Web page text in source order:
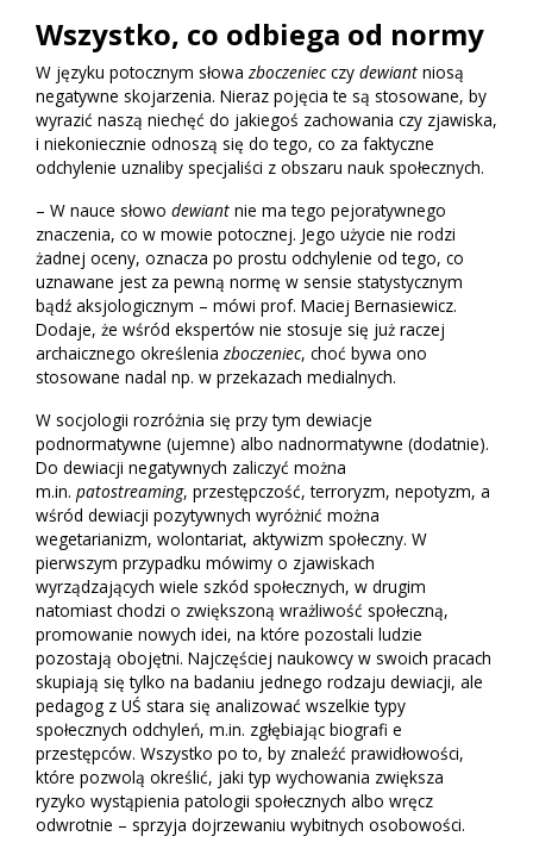
Wszystko, co odbiega od normy
W języku potocznym słowazboczeniecczy dewiant niosą
negatywne skojarzenia. Nieraz pojęcia te są stosowane, by
wyrazić naszą niechęć do jakiegoś zachowania czy zjawiska,
i niekoniecznie odnoszą się do tego, co za faktyczne
odchylenie uznaliby specjaliści z obszaru nauk społecznych.
– W nauce słowo dewiant nie ma tego pejoratywnego
znaczenia, co w mowie potocznej. Jego użycie nie rodzi
żadnej oceny, oznacza po prostu odchylenie od tego, co
uznawane jest za pewną normę w sensie statystycznym
bądź aksjologicznym – mówi prof. Maciej Bernasiewicz.
Dodaje, że wśród ekspertów nie stosuje się już raczej
archaicznego określeniazboczeniec, choć bywa ono
stosowane nadal np. w przekazach medialnych.
W socjologii rozróżnia się przy tym dewiacje
podnormatywne (ujemne) albo nadnormatywne (dodatnie).
Do dewiacji negatywnych zaliczyć można
m.in. patostreaming, przestępczość, terroryzm, nepotyzm, a
wśród dewiacji pozytywnych wyróżnić można
wegetarianizm, wolontariat, aktywizm społeczny. W
pierwszym przypadku mówimy o zjawiskach
wyrządzających wiele szkód społecznych, w drugim
natomiast chodzi o zwiększoną wrażliwość społeczną,
promowanie nowych idei, na które pozostali ludzie
pozostają obojętni. Najczęściej naukowcy w swoich pracach
skupiają się tylko na badaniu jednego rodzaju dewiacji, ale
pedagog z UŚ stara się analizować wszelkie typy
społecznych odchyleń, m.in. zgłębiając biografi e
przestępców. Wszystko po to, by znaleźć prawidłowości,
które pozwolą określić, jaki typ wychowania zwiększa
ryzyko wystąpienia patologii społecznych albo wręcz
odwrotnie – sprzyja dojrzewaniu wybitnych osobowości.